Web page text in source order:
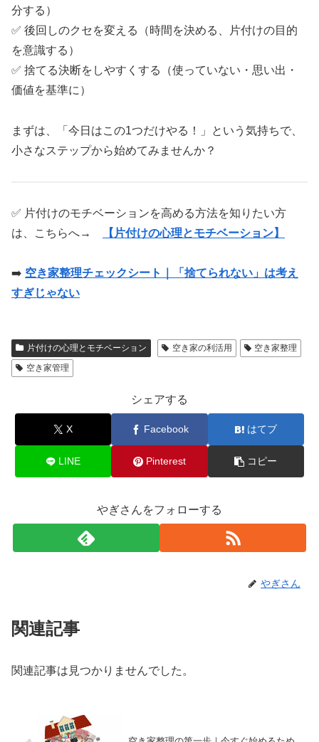
分する）
✅ 後回しのクセを変える（時間を決める、片付けの目的
を意識する）
✅ 捨てる決断をしやすくする（使っていない・思い出・
価値を基準に）
まずは、「今日はこの1つだけやる！」という気持ちで、
小さなステップから始めてみませんか？
✅ 片付けのモチベーションを高める方法を知りたい方
は、こちらへ→ 【片付けの心理とモチベーション】
➡️ 空き家整理チェックシート｜「捨てられない」は考え
すぎじゃない
片付けの心理とモチベーション 空き家の利活用
空き家整理
空き家管理
シェアする
X Facebook はてブ
LINE Pinterest コピー
やぎさんをフォローする
やぎさん
関連記事
関連記事は見つかりませんでした。